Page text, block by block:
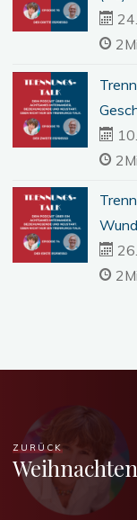
ZURÜCK